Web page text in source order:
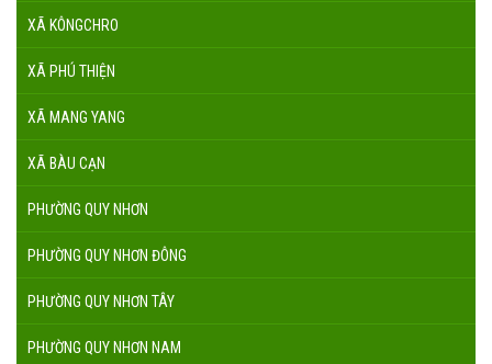
XÃ KÔNGCHRO
XÃ PHÚ THIỆN
XÃ MANG YANG
XÃ BÀU CẠN
PHƯỜNG QUY NHƠN
PHƯỜNG QUY NHƠN ĐÔNG
PHƯỜNG QUY NHƠN TÂY
PHƯỜNG QUY NHƠN NAM